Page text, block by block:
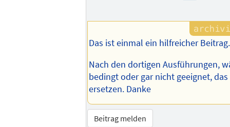
Das ist einmal ein hilfreicher Beitrag.
Nach den dortigen Ausführungen,
bedingt oder gar nicht geeignet,
ersetzen. Danke
Beitrag melden